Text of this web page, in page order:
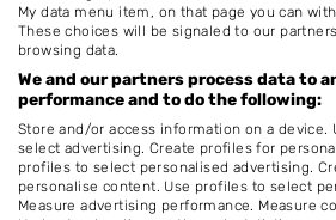
Thuiskapper
Barber
Zonder Afspraak
Hairextensions
Keratine behandeling
Make-up & Visagie
My data menu item, on that page you can
These choices will be signaled to our
browsing data.
We and our partners process data to
performance and to do the following:
Store and/or access information on a device.
select advertising. Create profiles for
profiles to select personalised advertising.
personalise content. Use profiles to select
Measure advertising performance. Measure